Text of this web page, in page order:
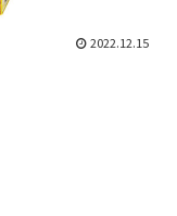
2022.12.15